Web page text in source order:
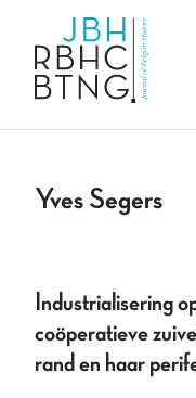
Yves Segers
Industrialisering
coöperatieve
rand en haar